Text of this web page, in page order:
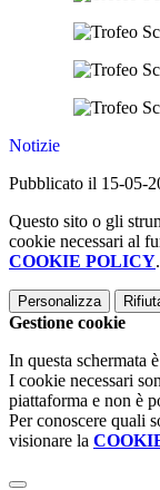
Notizie
Pubblicato il 15-05-
Questo sito o gli
cookie necessari al
COOKIE POLICY.
Personalizza
Gestione cookie
In questa schermata
I cookie necessari
piattaforma e non è
Per conoscere quali
visionare la